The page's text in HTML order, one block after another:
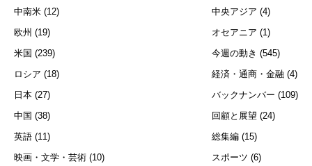
中南米 (12)
欧州 (19)
米国 (239)
ロシア (18)
日本 (27)
中国 (38)
英語 (11)
映画・文学・芸術 (10)
中央アジア (4)
オセアニア (1)
今週の動き (545)
経済・通商・金融 (4)
バックナンバー (109)
回顧と展望 (24)
総集編 (15)
スポーツ (6)